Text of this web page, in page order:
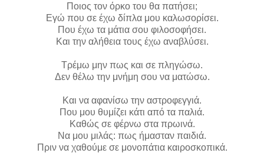
Ποιος τον όρκο του θα πατήσει;
Εγώ που σε έχω δίπλα μου καλωσορίσει.
Που έχω τα μάτια σου φιλοσοφήσει.
Και την αλήθεια τους έχω αναβλύσει.
Τρέμω μην πως και σε πληγώσω.
Δεν θέλω την μνήμη σου να ματώσω.
Και να αφανίσω την αστροφεγγιά.
Που μου θυμίζει κάτι από τα παλιά.
Καθώς σε φέρνω στα πρωινά.
Να μου μιλάς: πως ήμασταν παιδιά.
Πριν να χαθούμε σε μονοπάτια καιροσκοπικά.